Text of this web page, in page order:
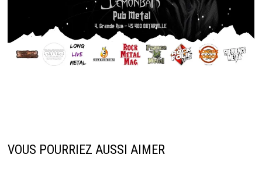
VOUS POURRIEZ AUSSI AIMER